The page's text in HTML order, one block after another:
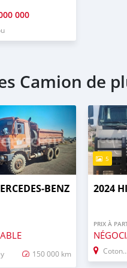
000
Camion de
150 000 km
5
2024
PRIX À
Cotonou